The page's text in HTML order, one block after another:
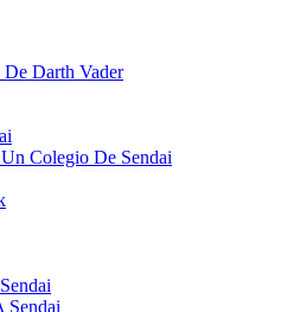
Darth Vader
Colegio De Sendai
Sendai